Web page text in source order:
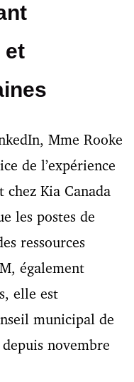
et
Mme Rooke
de l’expérience
Kia Canada
les postes de
ressources
également
elle est
municipal de
novembre